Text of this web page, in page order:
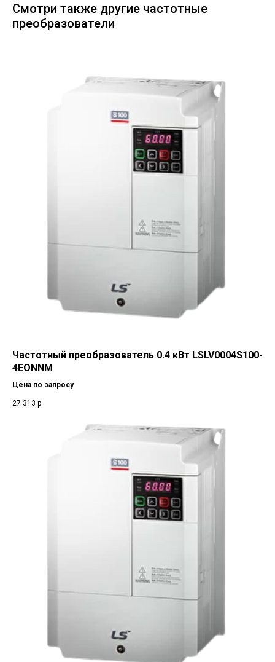
Смотри также другие частотные
преобразователи
Частотный преобразователь 0.4 кВт LSLV0004S100-
4EONNM
Цена по запросу
27 313 р.